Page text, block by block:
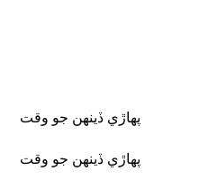
پهاڙي ڏينهن جو وقت
پهاڙي ڏينهن جو وقت